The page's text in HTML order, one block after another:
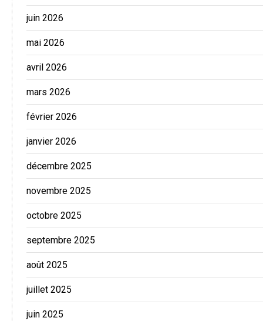
juin 2026
mai 2026
avril 2026
mars 2026
février 2026
janvier 2026
décembre 2025
novembre 2025
octobre 2025
septembre 2025
août 2025
juillet 2025
juin 2025